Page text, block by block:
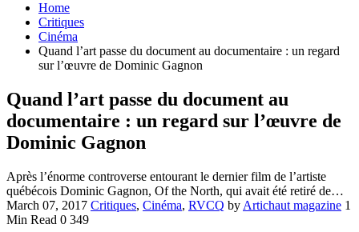
Home
Critiques
Cinéma
Quand l’art passe du document au documentaire : un regard
sur l’œuvre de Dominic Gagnon
Quand l’art passe du document au
documentaire : un regard sur l’œuvre de
Dominic Gagnon
Après l’énorme controverse entourant le dernier film de l’artiste
québécois Dominic Gagnon, Of the North, qui avait été retiré de…
March 07, 2017 Critiques, Cinéma, RVCQ by Artichaut magazine 1
Min Read 0 349